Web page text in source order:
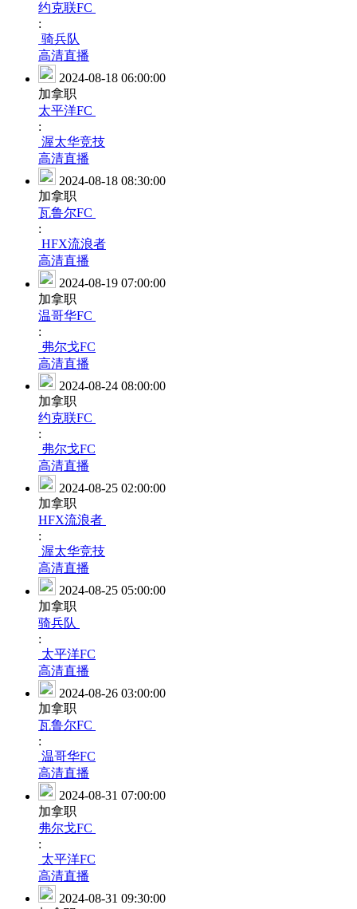
约克联FC
:
骑兵队
高清直播
2024-08-18 06:00:00
加拿职
太平洋FC
:
渥太华竞技
高清直播
2024-08-18 08:30:00
加拿职
瓦鲁尔FC
:
HFX流浪者
高清直播
2024-08-19 07:00:00
加拿职
温哥华FC
:
弗尔戈FC
高清直播
2024-08-24 08:00:00
加拿职
约克联FC
:
弗尔戈FC
高清直播
2024-08-25 02:00:00
加拿职
HFX流浪者
:
渥太华竞技
高清直播
2024-08-25 05:00:00
加拿职
骑兵队
:
太平洋FC
高清直播
2024-08-26 03:00:00
加拿职
瓦鲁尔FC
:
温哥华FC
高清直播
2024-08-31 07:00:00
加拿职
弗尔戈FC
:
太平洋FC
高清直播
2024-08-31 09:30:00